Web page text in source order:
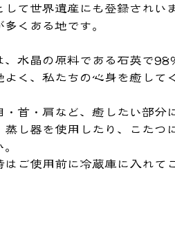
して世界遺産にも登録されい
くある地です。
、水晶の原料である石英で98
よく、私たちの心身を癒して
・首・肩など、癒したい部分
蒸し器を使用したり、こたつ
ご使用前に冷蔵庫に入れて